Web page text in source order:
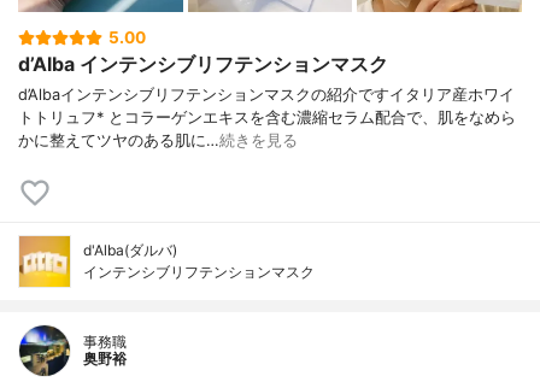
5.00
d’Alba インテンシブリフテンションマスク
d’Albaインテンシブリフテンションマスクの紹介ですイタリア産ホワイ
トトリュフ* とコラーゲンエキスを含む濃縮セラム配合で、肌をなめら
かに整えてツヤのある肌に…続きを見る
d'Alba(ダルバ)
インテンシブリフテンションマスク
事務職
奥野裕